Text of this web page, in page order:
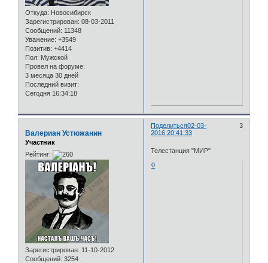
Откуда: Новосибирск
Зарегистрирован: 08-03-2011
Сообщений: 11348
Уважение: +3549
Позитив: +4414
Пол: Мужской
Провел на форуме:
3 месяца 30 дней
Последний визит:
Сегодня 16:34:18
Поделиться 3
02-03-
2016 20:41:33
Валериан Устюжанин
Участник
Рейтинг:
Зарегистрирован: 11-10-2012
Сообщений: 3254
Телестанция "МИР"
0